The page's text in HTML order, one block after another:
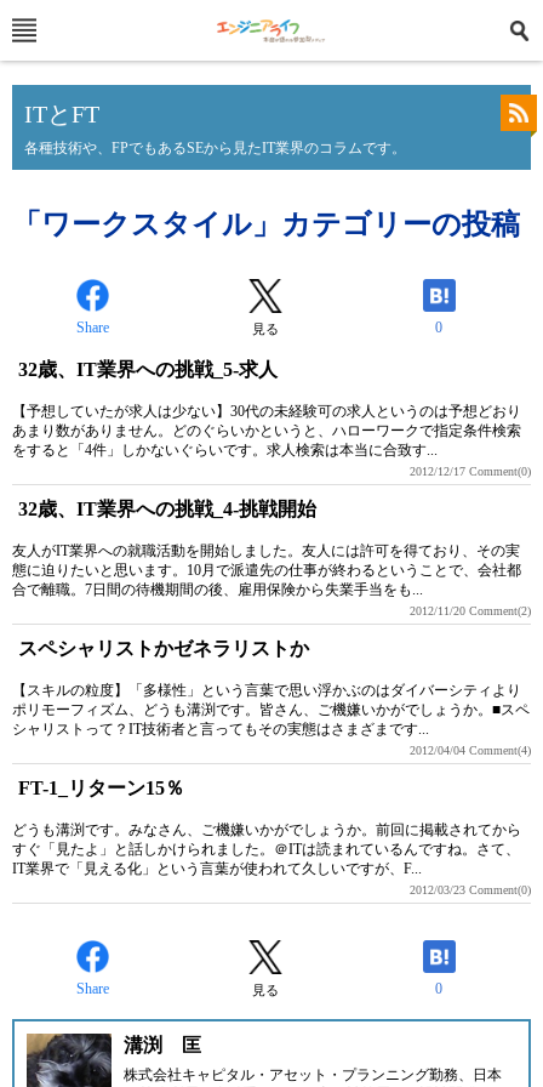
ITとFT
各種技術や、FPでもあるSEから見たIT業界のコラムです。
「ワークスタイル」カテゴリーの投稿
Share 見る 0
32歳、IT業界への挑戦_5-求人
【予想していたが求人は少ない】30代の未経験可の求人というのは予想どおり
あまり数がありません。どのぐらいかというと、ハローワークで指定条件検索
をすると「4件」しかないぐらいです。求人検索は本当に合致す...
2012/12/17 Comment(0)
32歳、IT業界への挑戦_4-挑戦開始
友人がIT業界への就職活動を開始しました。友人には許可を得ており、その実
態に迫りたいと思います。10月で派遣先の仕事が終わるということで、会社都
合で離職。7日間の待機期間の後、雇用保険から失業手当をも...
2012/11/20 Comment(2)
スペシャリストかゼネラリストか
【スキルの粒度】「多様性」という言葉で思い浮かぶのはダイバーシティより
ポリモーフィズム、どうも溝渕です。皆さん、ご機嫌いかがでしょうか。■スペ
シャリストって？IT技術者と言ってもその実態はさまざまです...
2012/04/04 Comment(4)
FT-1_リターン15％
どうも溝渕です。みなさん、ご機嫌いかがでしょうか。前回に掲載されてから
すぐ「見たよ」と話しかけられました。＠ITは読まれているんですね。さて、
IT業界で「見える化」という言葉が使われて久しいですが、F...
2012/03/23 Comment(0)
Share 見る 0
溝渕 匡
株式会社キャピタル・アセット・プランニング勤務、日本